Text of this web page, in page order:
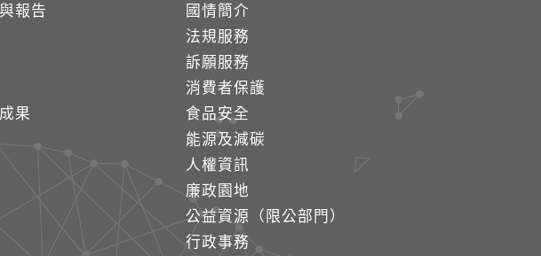
報告
果
國情簡介
法規服務
訴願服務
消費者保護
食品安全
能源及減碳
人權資訊
廉政園地
公益資源（限公部門）
行政事務